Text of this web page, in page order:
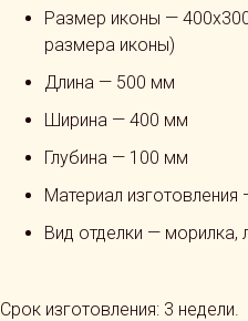
Размер иконы —
размера иконы)
Длина — 500 мм
Ширина — 400 мм
Глубина — 100 мм
Материал изготовления
Вид отделки — морилка,
Срок изготовления: 3 недели.